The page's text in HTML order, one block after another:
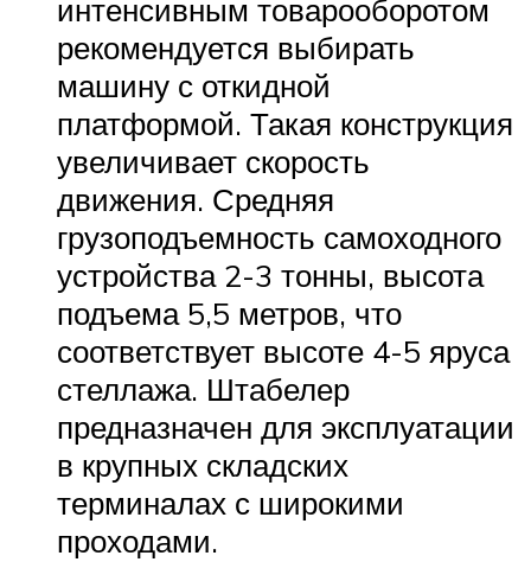
интенсивным товарооборотом
рекомендуется выбирать
машину с откидной
платформой. Такая конструкция
увеличивает скорость
движения. Средняя
грузоподъемность самоходного
устройства 2-3 тонны, высота
подъема 5,5 метров, что
соответствует высоте 4-5 яруса
стеллажа. Штабелер
предназначен для эксплуатации
в крупных складских
терминалах с широкими
проходами.